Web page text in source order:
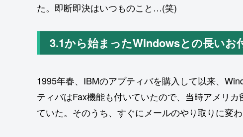
た。即断即決はいつものこと…(笑)
3.1から始まったWindowsとの長いお
1995年春、IBMのアプティバを購入して以来、
ティバはFax機能も付いていたので、当時アメリ
ていた。そのうち、すぐにメールのやり取りに変